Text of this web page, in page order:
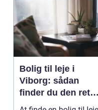
Bolig til leje i
Viborg: sådan
finder du den rette
lejlighed